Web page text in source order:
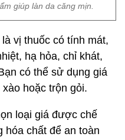
giúp làn da căng mịn.
vị thuốc có tính mát,
hạ hỏa, chỉ khát,
có thể sử dụng giá
hoặc trộn gỏi.
loại giá được chế
hóa chất để an toàn